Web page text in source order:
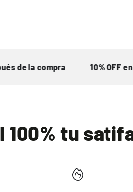
la compra 10% OFF en tu
100% tu